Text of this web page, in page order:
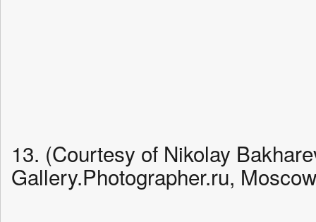
13. (Courtesy of Nikolay
Gallery.Photographer.ru,